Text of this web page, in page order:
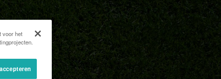
voor het